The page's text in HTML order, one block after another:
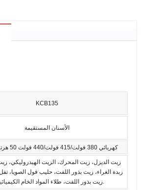
KCB135
الأسنان المستقيمة
كهربائي 380 فولت/415 فولت/440 فولت 50 هرتز/60 هرتز
زيت الديزل، زيت المحرك، الزيت الهيدروليكي،
زبدة الغراء، زيت بذور اللفت، حليب فول الصويا،